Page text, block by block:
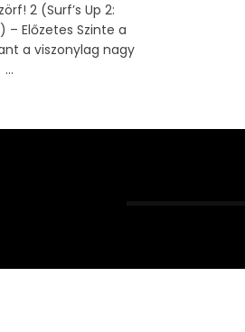
2 (Surf’s Up 2:
– Előzetes Szinte a
a viszonylag nagy
...